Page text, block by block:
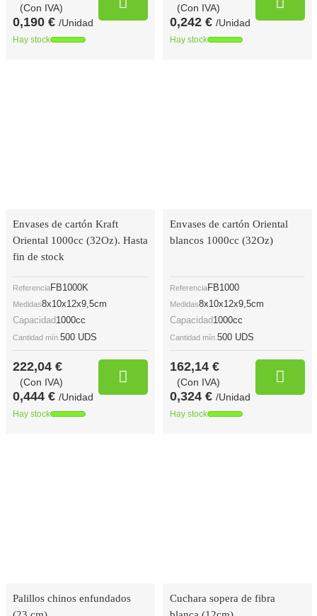
(Con IVA)
0,190 € /Unidad
Hay stock
(Con IVA)
0,242 € /Unidad
Hay stock
Envases de cartón Kraft
Oriental 1000cc (32Oz). Hasta
fin de stock
ReferenciaFB1000K
Medidas8x10x12x9,5cm
Capacidad1000cc
Cantidad mín. 500 UDS
222,04 €
(Con IVA)
0,444 € /Unidad
Hay stock
Envases de cartón Oriental
blancos 1000cc (32Oz)
ReferenciaFB1000
Medidas8x10x12x9,5cm
Capacidad1000cc
Cantidad mín. 500 UDS
162,14 €
(Con IVA)
0,324 € /Unidad
Hay stock
Palillos chinos enfundados
Cuchara sopera de fibra